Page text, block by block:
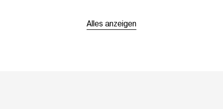
Alles anzeigen